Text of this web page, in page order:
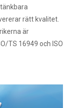
rätt kvalitet.
är
TS 16949 och ISO